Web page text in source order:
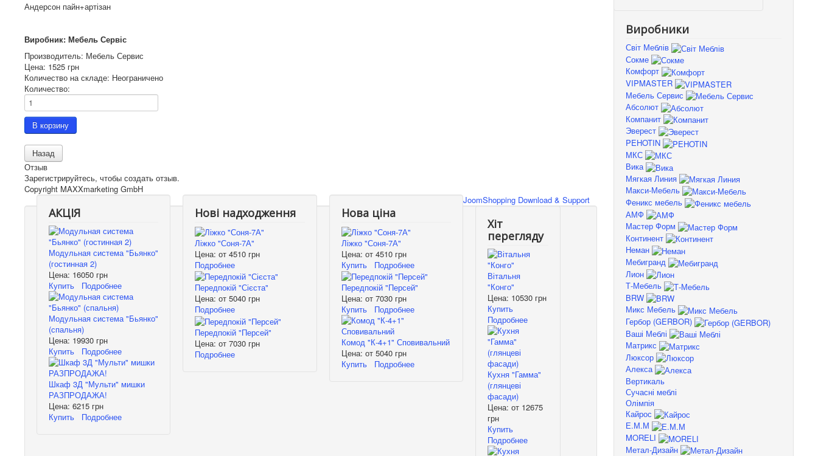
Андерсон пайн+артізан
Виробник: Мебель Сервіс
Производитель: Мебель Сервис
Цена: 1525 грн
Количество на складе: Неограничено
Количество:
Отзыв
Зарегистрируйтесь, чтобы создать отзыв.
Copyright MAXXmarketing GmbH
JoomShopping Download & Support
АКЦІЯ
Модульная система "Бьянко"
(гостинная 2)
Цена: 16050 грн
Купить
Подробнее
Модульная система "Бьянко"
(спальня)
Цена: 19930 грн
Купить
Подробнее
Шкаф 3Д "Мульти" мишки
РАЗПРОДАЖА!
Цена:6215 грн
Купить
Подробнее
Нові надходження
Ліжко "Соня-7А"
Цена: от4510 грн
Подробнее
Передпокій "Сієста"
Цена: от5040 грн
Подробнее
Передпокій "Персей"
Цена: от7030 грн
Подробнее
Нова ціна
Ліжко "Соня-7А"
Цена: от 4510 грн
Купить
Подробнее
Передпокій "Персей"
Цена: от 7030 грн
Купить
Подробнее
Комод "К-4+1" Сповивальний
Цена: от 5040 грн
Купить
Подробнее
Хіт
перегляду
Вітальня
"Конго"
Цена: 10530 грн
Купить
Подробнее
Кухня "Гамма"
(глянцеві
фасади)
Цена: от 12675
грн
Купить
Подробнее
Виробники
Світ Меблів
Сокме
Комфорт
VIPMASTER
Мебель Сервис
Абсолют
Компанит
Эверест
PEHOTIN
МКС
Вика
Мягкая Линия
Макси-Мебель
Феникс мебель
АМФ
Мастер Форм
Континент
Неман
Мебигранд
Лион
Т-Мебель
BRW
Микс Мебель
Гербор (GERBOR)
Ваші Меблі
Матрикс
Люксор
Алекса
Вертикаль
Сучасні меблі
Олімпія
Кайрос
Е.М.М
MORELI
Метал-Дизайн